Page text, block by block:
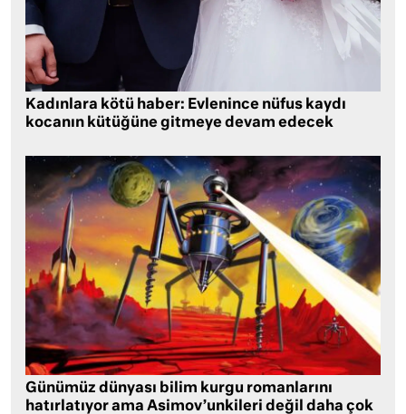
Kadınlara kötü haber: Evlenince nüfus kaydı
kocanın kütüğüne gitmeye devam edecek
Günümüz dünyası bilim kurgu romanlarını
hatırlatıyor ama Asimov’unkileri değil daha çok